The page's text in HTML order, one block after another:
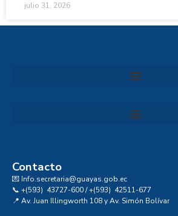
julio 31, 2026
Contacto
💌 Info.secretaria@guayas.gob.ec
📞 +(593) 43727-600 / +(593) 42511-677
📍 Av. Juan Illingworth 108 y Av. Simón Bolívar